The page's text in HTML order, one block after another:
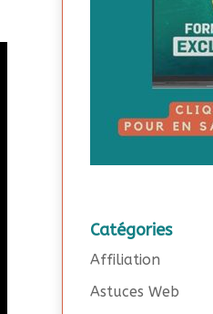
Catégories
Affiliation
Astuces Web